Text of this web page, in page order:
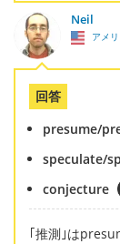
Neil
アメ
回答
presume/
speculate/
conjecture
｢推測｣は